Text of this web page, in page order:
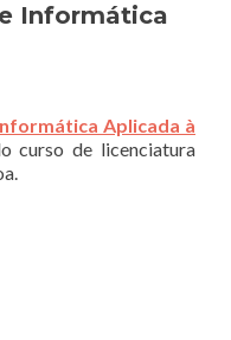
Informática
Aplicada à
curso de licenciatura